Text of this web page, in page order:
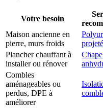
Votre besoin
Maison ancienne en
pierre, murs froids
Plancher chauffant à
installer ou rénover
Combles
aménageables ou
perdus, DPE à
améliorer